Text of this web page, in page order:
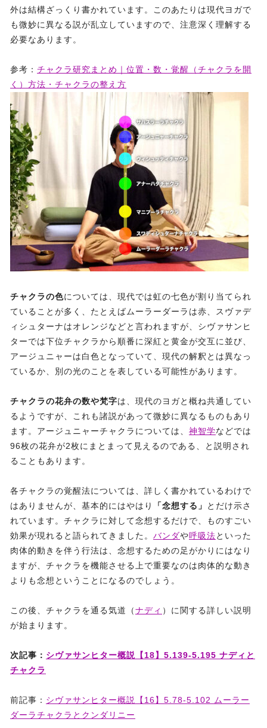
外は結構ざっくり書かれています。このあたりは現代ヨガで
も微妙に異なる説が乱立していますので、注意深く理解する
必要なあります。
参考： チャクラ研究まとめ｜位置・数・覚醒（チャクラを開
く）方法・チャクラの整え方
チャクラの色については、現代では虹の七色が割り当てられ
ていることが多く、たとえばムーラーダーラは赤、スヴァデ
ィシュターナはオレンジなどと言われますが、シヴァサンヒ
ターでは下位チャクラから順番に深紅と黄金が交互に並び、
アージュニャーは白色となっていて、現代の解釈とは異なっ
ているか、別の光のことを表している可能性があります。
チャクラの花弁の数や梵字は、現代のヨガと概ね共通してい
るようですが、これも諸説があって微妙に異なるものもあり
ます。アージュニャーチャクラについては、 神智学などでは
96枚の花弁が2枚にまとまって見えるのである、と説明され
ることもあります。
各チャクラの覚醒法については、詳しく書かれているわけで
はありませんが、基本的にはやはり
「念想する」
とだけ示さ
れています。チャクラに対して念想するだけで、ものすごい
効果が現れると語られてきました。 バンダや呼吸法といった
肉体的動きを伴う行法は、念想するための足がかりにはなり
ますが、チャクラを機能させる上で重要なのは肉体的な動き
よりも念想ということになるのでしょう。
この後、チャクラを通る気道（ナディ ）に関する詳しい説明
が始まります。
次記事： シヴァサンヒター概説【18】5.139-5.195 ナディと
チャクラ
前記事： シヴァサンヒター概説【16】5.78-5.102 ムーラー
ダーラチャクラとクンダリニー